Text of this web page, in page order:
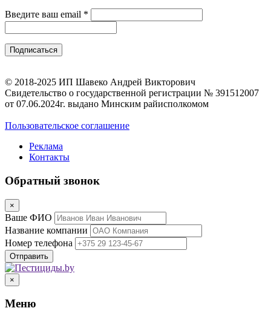
Введите ваш email *
© 2018-2025 ИП Шавеко Андрей Викторович
Свидетельство о государственной регистрации № 391512007
от 07.06.2024г. выдано Минским райисполкомом
Пользовательское соглашение
Реклама
Контакты
Обратный звонок
×
Ваше ФИО
Название компании
Номер телефона
×
Меню